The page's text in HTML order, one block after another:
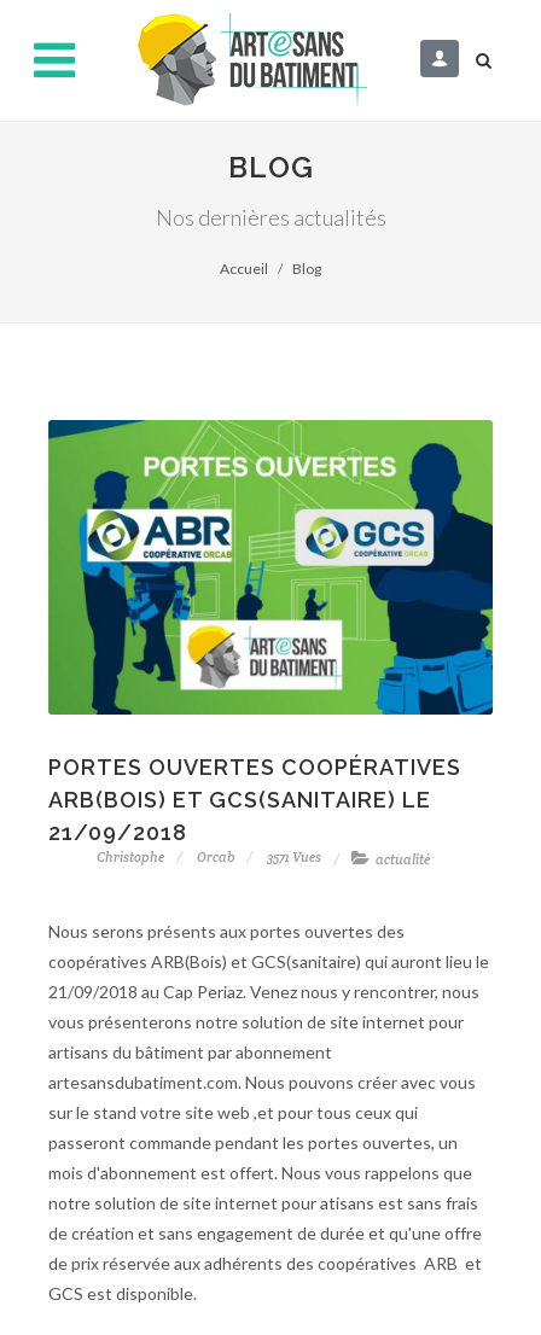
BLOG
Nos dernières actualités
Accueil Blog
PORTES OUVERTES COOPÉRATIVES
ARB(BOIS) ET GCS(SANITAIRE) LE
21/09/2018
Christophe Orcab 3571 Vues actualité
Nous serons présents aux portes ouvertes des
coopératives ARB(Bois) et GCS(sanitaire) qui auront lieu le
21/09/2018 au Cap Periaz. Venez nous y rencontrer, nous
vous présenterons notre solution de site internet pour
artisans du bâtiment par abonnement
artesansdubatiment.com. Nous pouvons créer avec vous
sur le stand votre site web ,et pour tous ceux qui
passeront commande pendant les portes ouvertes, un
mois d'abonnement est offert. Nous vous rappelons que
notre solution de site internet pour atisans est sans frais
de création et sans engagement de durée et qu'une offre
de prix réservée aux adhérents des coopératives ARB et
GCS est disponible.